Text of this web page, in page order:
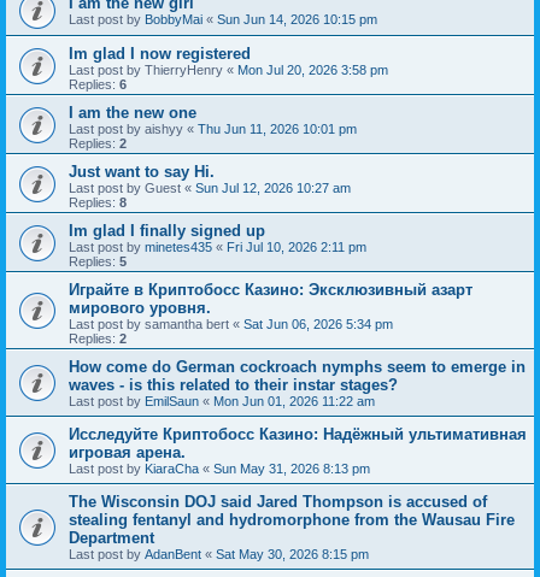
Last post by BobbyMai « Sun Jun 14, 2026 10:15 pm
Im glad I now registered
Last post by ThierryHenry « Mon Jul 20, 2026 3:58 pm
Replies: 6
I am the new one
Last post by aishyy « Thu Jun 11, 2026 10:01 pm
Replies: 2
Just want to say Hi.
Last post by Guest « Sun Jul 12, 2026 10:27 am
Replies: 8
Im glad I finally signed up
Last post by minetes435 « Fri Jul 10, 2026 2:11 pm
Replies: 5
Играйте в Криптобосс Казино: Эксклюзивный азарт
мирового уровня.
Last post by samantha bert « Sat Jun 06, 2026 5:34 pm
Replies: 2
How come do German cockroach nymphs seem to emerge in
waves - is this related to their instar stages?
Last post by EmilSaun « Mon Jun 01, 2026 11:22 am
Исследуйте Криптобосс Казино: Надёжный ультимативная
игровая арена.
Last post by KiaraCha « Sun May 31, 2026 8:13 pm
The Wisconsin DOJ said Jared Thompson is accused of
stealing fentanyl and hydromorphone from the Wausau Fire
Department
Last post by AdanBent « Sat May 30, 2026 8:15 pm